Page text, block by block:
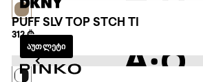
PUFF SLV TOP STCH TI
312 ₾
ᲐᲣᲗᲚᲔᲢᲘ